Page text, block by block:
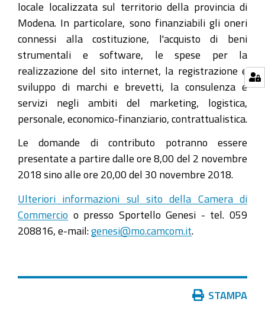
locale localizzata sul territorio della provincia di
Modena. In particolare, sono finanziabili gli oneri
connessi alla costituzione, l'acquisto di beni
strumentali e software, le spese per la
realizzazione del sito internet, la registrazione e
sviluppo di marchi e brevetti, la consulenza e
servizi negli ambiti del marketing, logistica,
personale, economico-finanziario, contrattualistica.
Le domande di contributo potranno essere
presentate a partire dalle ore 8,00 del 2 novembre
2018 sino alle ore 20,00 del 30 novembre 2018.
Ulteriori informazioni sul sito della Camera di
Commercio o presso Sportello Genesi - tel. 059
208816, e-mail: genesi@mo.camcom.it
STAMPA